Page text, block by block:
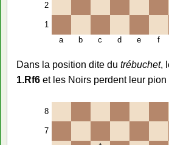
2
1
a
b c d e f
Dans la position dite du trébuchet,
1.Rf6 et les Noirs perdent leur pion
8
7